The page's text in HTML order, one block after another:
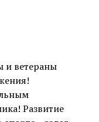
и ветераны
Развитие